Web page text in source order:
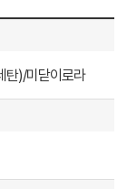
탄)/미닫이로라